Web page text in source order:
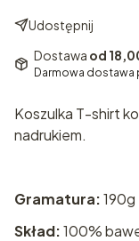
Udostępnij
Dostawa od
Darmowa dostawa
Koszulka T-shirt
nadrukiem.
Gramatura:190g
Skład:100%